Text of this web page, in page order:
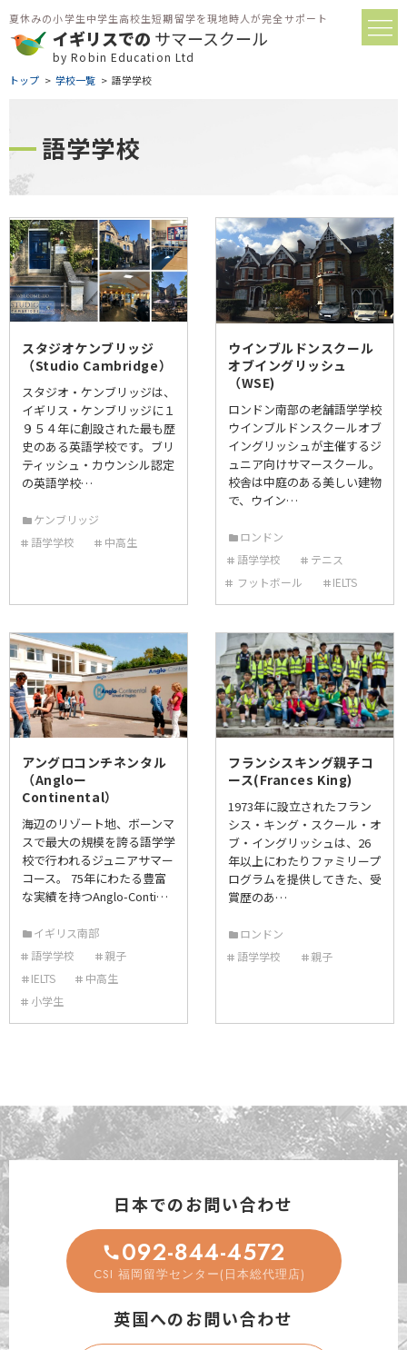
夏休みの小学生中学生高校生短期留学を現地時人が完全サポート
イギリスでの サマースクール
by Robin Education Ltd
トップ 学校一覧 語学学校
語学学校
スタジオケンブリッジ
（Studio Cambridge）
スタジオ・ケンブリッジは、
イギリス・ケンブリッジに１
９５４年に創設された最も歴
史のある英語学校です。ブリ
ティッシュ・カウンシル認定
の英語学校…
ケンブリッジ
語学学校
中高生
ウインブルドンスクール
オブイングリッシュ
（WSE)
ロンドン南部の老舗語学学校
ウインブルドンスクールオブ
イングリッシュが主催するジ
ュニア向けサマースクール。
校舎は中庭のある美しい建物
で、ウイン…
ロンドン
語学学校
テニス
フットボール
IELTS
アングロコンチネンタル
（Angloー
Continental）
海辺のリゾート地、ボーンマ
スで最大の規模を誇る語学学
校で行われるジュニアサマー
コース。 75年にわたる豊富
な実績を持つAnglo-Conti…
イギリス南部
語学学校
親子
IELTS
中高生
小学生
フランシスキング親子コ
ース(Frances King)
1973年に設立されたフラン
シス・キング・スクール・オ
ブ・イングリッシュは、26
年以上にわたりファミリープ
ログラムを提供してきた、受
賞歴のあ…
ロンドン
語学学校
親子
日本でのお問い合わせ
092-844-4572
CSI 福岡留学センター(日本総代理店)
英国へのお問い合わせ